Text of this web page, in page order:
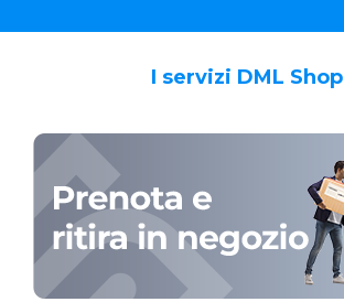
I servizi DML Shop